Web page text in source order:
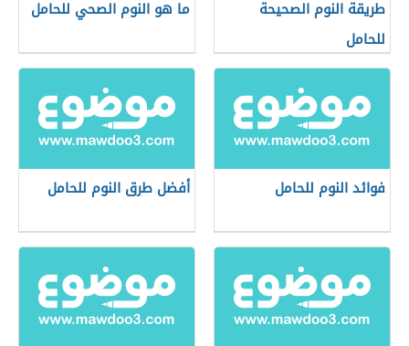
طريقة النوم الصحيحة
للحامل
ما هو النوم الصحي للحامل
فوائد النوم للحامل أفضل طرق النوم للحامل